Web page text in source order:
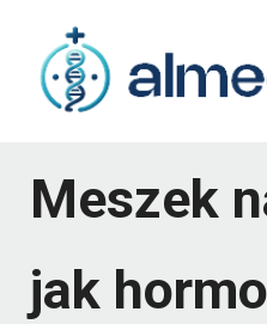
treści
Meszek
jak